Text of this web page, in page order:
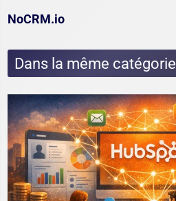
NoCRM.io
Dans la même catégorie